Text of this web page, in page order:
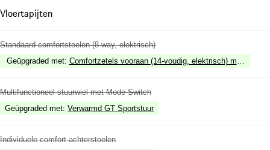
Vloertapijten
Standaard comfortstoelen (8-way, elektrisch)
Geüpgraded met: Comfortzetels vooraan (14-voudig, elektrisch) met
Multifunctioneel stuurwiel met Mode-Switch
Geüpgraded met: Verwarmd GT Sportstuur
Individuele comfort achterstoelen